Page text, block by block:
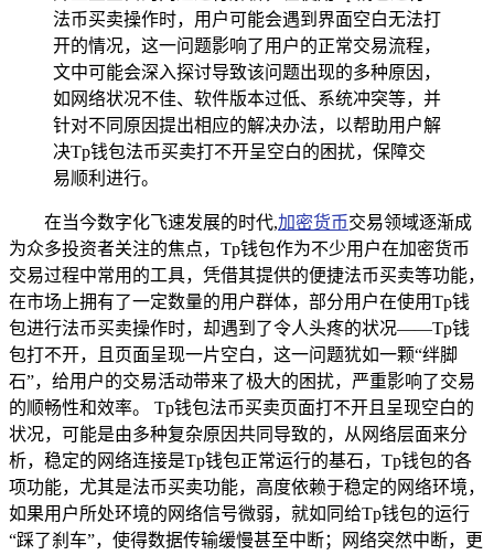
法币买卖操作时，用户可能会遇到界面空白无法打
开的情况，这一问题影响了用户的正常交易流程，
文中可能会深入探讨导致该问题出现的多种原因，
如网络状况不佳、软件版本过低、系统冲突等，并
针对不同原因提出相应的解决办法，以帮助用户解
决Tp钱包法币买卖打不开呈空白的困扰，保障交
易顺利进行。
在当今数字化飞速发展的时代,加密货币交易领域逐渐成
为众多投资者关注的焦点，Tp钱包作为不少用户在加密货币
交易过程中常用的工具，凭借其提供的便捷法币买卖等功能，
在市场上拥有了一定数量的用户群体，部分用户在使用Tp钱
包进行法币买卖操作时，却遇到了令人头疼的状况——Tp钱
包打不开，且页面呈现一片空白，这一问题犹如一颗“绊脚
石”，给用户的交易活动带来了极大的困扰，严重影响了交易
的顺畅性和效率。 Tp钱包法币买卖页面打不开且呈现空白的
状况，可能是由多种复杂原因共同导致的，从网络层面来分
析，稳定的网络连接是Tp钱包正常运行的基石，Tp钱包的各
项功能，尤其是法币买卖功能，高度依赖于稳定的网络环境，
如果用户所处环境的网络信号微弱，就如同给Tp钱包的运行
“踩了刹车”，使得数据传输缓慢甚至中断；网络突然中断，更